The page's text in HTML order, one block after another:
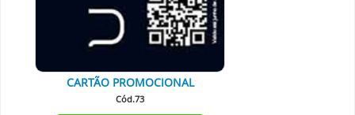
CARTÃO PROMOCIONAL
Cód.73